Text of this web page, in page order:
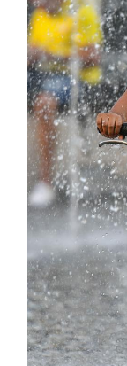
文化
访谈
法律
食品
学术中国
城市
公益
文化产业